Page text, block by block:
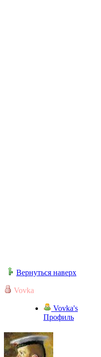
Вернуться наверх
Vovka
Vovka's
Профиль